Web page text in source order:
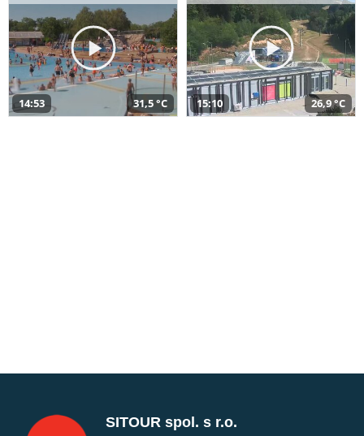
14:53 31,5 °C 15:10 26,9 °C
SITOUR spol. s r.o.